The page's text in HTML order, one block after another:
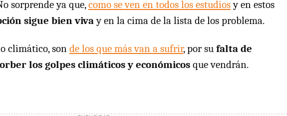
sorprende ya que,como se ven en todos los estudiosy en estos
sigue bien vivay en la cima de la lista de los problema.
climático, son de los que más van a sufrir, por su falta de
los golpes climáticos y económicos que vendrán.